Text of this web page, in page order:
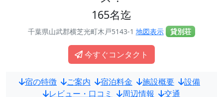
165名迄
千葉県山武郡横芝光町木戸5143-1 地図表示 貸別荘
今すぐコンタクト
宿の特徴 ご案内 宿泊料金 施設概要
設備
レビュー・口コミ
周辺情報 交通